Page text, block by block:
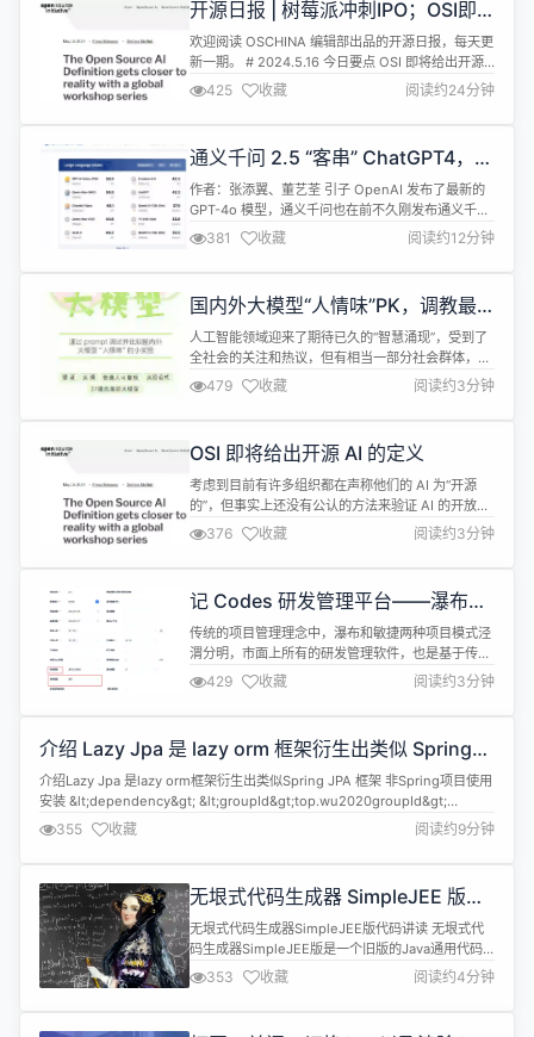
开源日报 | 树莓派冲刺IPO；OSI即
将给出开源AI的定义；GPT-4o让
OpenAI掌门人爱不释手；腾讯AI靠
开源追进度？
欢迎阅读 OSCHINA 编辑部出品的开源日报，每天更
新一期。 # 2024.5.16 今日要点 OSI 即将给出开源
AI 的定义 OSI 小组自 2022 年以来就启动了一项深
入的全球倡议，让主要参与者（包括企业、学术界、
法律界以及代表更广泛民间社会的组织和非营利组
Definition。 经过了几个月...
425 收藏 阅读约24分钟
通义千问 2.5 “客串” ChatGPT4，你
分的清吗？
作者：张添翼、董艺荃 引子 OpenAI 发布了最新的
GPT-4o 模型，通义千问也在前不久刚发布通义千问
2.5，已经和 GPT-4-Turbo 不分伯仲： 既然目前还
没有和 GPT-4o 文本生成能力的对比数据，就让我们
来和大模型一起做个游戏测试一下： 我们让通义千问
者不妨来猜一猜谁是通...
381 收藏 阅读约12分钟
国内外大模型“人情味”PK，调教最
暖大模型
人工智能领域迎来了期待已久的“智慧涌现”，受到了
全社会的关注和热议，但有相当一部分社会群体，除
了关注大模型能否提供实用信息， 也期待大模型的回
答能温暖心灵、提供关怀，通俗来讲，他们期待大模
型亦能有“人情味”的涌现。 近日，中国社科院社会学
SSV 数字生态实验室和中国残联公益组织-腾讯无障
碍创新实验室联合发布...
479 收藏 阅读约3分钟
OSI 即将给出开源 AI 的定义
考虑到目前有许多组织都在声称他们的 AI 为“开源
的”，但事实上还没有公认的方法来验证 AI 的开放
性。因此，Open Source Initiative (OSI) 正在着手
推动全球多利益相关者一起来定义“Open Source
AI”。 OSI 介绍称，该定义将提供一个框架，帮助 AI
可以在允许不受限制...
376 收藏 阅读约3分钟
记 Codes 研发管理平台——瀑布与
敏捷模式融合的创新实现
传统的项目管理理念中，瀑布和敏捷两种项目模式泾
渭分明，市面上所有的研发管理软件，也是基于传统
的理念，只能2选1，非常死板。 2选1的模式一点都
不与时俱进，为什么这样说呢？受敏捷思想的影响，
在实际项目实践中，不是完完全全按瀑布来，而是采
同的计划（类似于一个阶段下有多次迭代），每个计
划都有可验证的产出物，以防...
429 收藏 阅读约3分钟
介绍 Lazy Jpa 是 lazy orm 框架衍生出类似 Spring
JPA 框架
介绍Lazy Jpa 是lazy orm框架衍生出类似Spring JPA 框架 非Spring项目使用
安装 &lt;dependency&gt; &lt;groupId&gt;top.wu2020groupId&gt;
&lt;artifactId&gt;wu-database-lazy-jpaartifactId&gt; &lt;versio...
355 收藏 阅读约9分钟
无垠式代码生成器 SimpleJEE 版代
码讲读
无垠式代码生成器SimpleJEE版代码讲读 无垠式代
码生成器SimpleJEE版是一个旧版的Java通用代码
生成器。是一款动词算子式通用代码生成器。支持
SGS代码生成器脚本和SGS2 Excel模板代码生成。
它支持SGS脚本语法加亮，支持一对多和多对多关
353 收藏 阅读约4分钟